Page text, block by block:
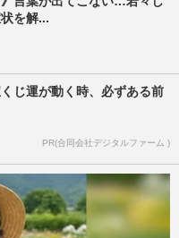
を解...
じ運が動く時、必ずある前
PR(合同会社デジタルファーム )